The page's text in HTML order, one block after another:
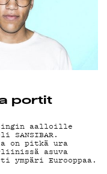
portit
aalloille
on pitkä ura
asuva
ympäri Eurooppaa.